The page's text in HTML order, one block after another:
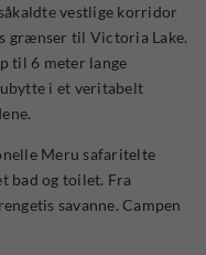
vestlige korridor
grænser til Victoria Lake.
til 6 meter lange
i et veritabelt
Meru safaritelte
bad og toilet. Fra
savanne. Campen